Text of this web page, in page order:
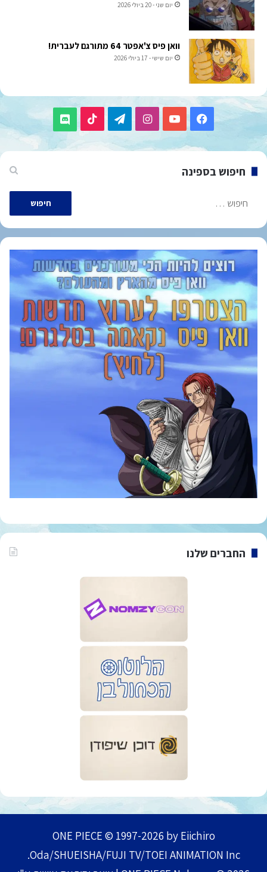
יום שני - 20 ביולי 2026
וואן פיס צ'אפטר 64 מתורגם לעברית!
יום שישי - 17 ביולי 2026
Facebook
YouTube
Instagram
Telegram
TikTok
Discord
חיפוש בספינה
חיפוש:
החברים שלנו
ONE PIECE © 1997-2026 by Eiichiro
Oda/SHUEISHA/FUJI TV/TOEI ANIMATION Inc.